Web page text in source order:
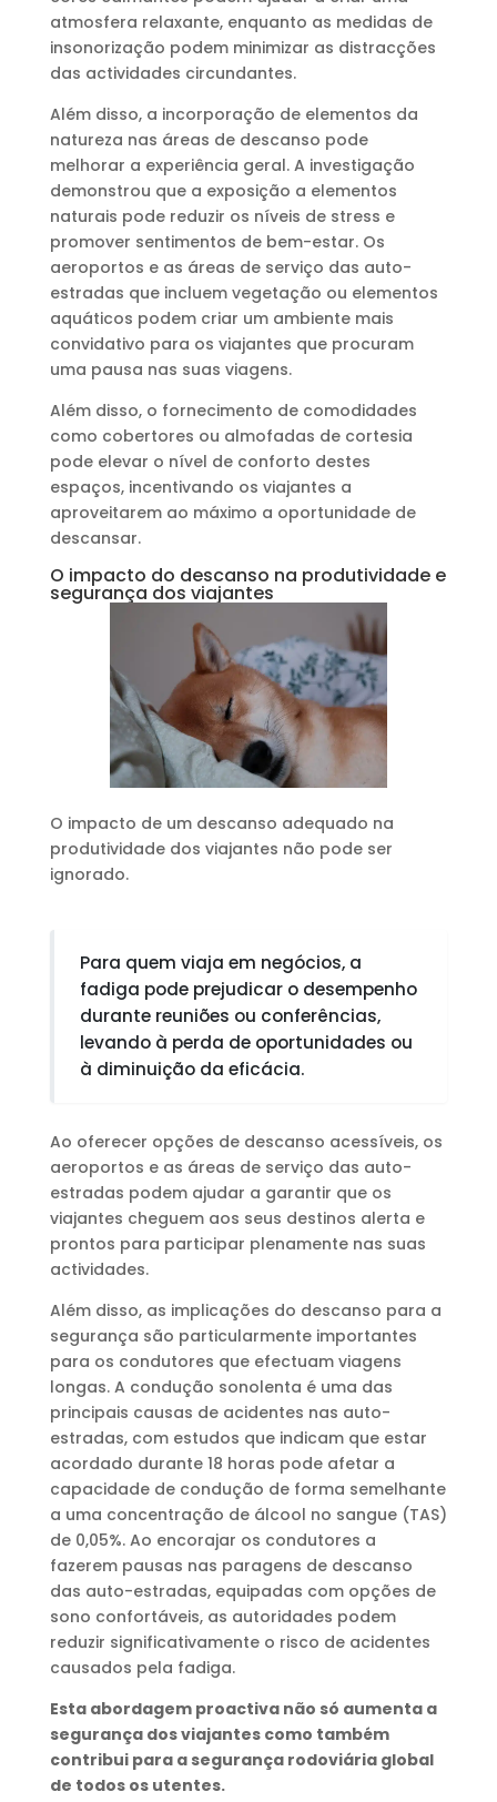
atmosfera relaxante, enquanto as medidas de
insonorização podem minimizar as distracções
das actividades circundantes.
Além disso, a incorporação de elementos da
natureza nas áreas de descanso pode
melhorar a experiência geral. A investigação
demonstrou que a exposição a elementos
naturais pode reduzir os níveis de stress e
promover sentimentos de bem-estar. Os
aeroportos e as áreas de serviço das auto-
estradas que incluem vegetação ou elementos
aquáticos podem criar um ambiente mais
convidativo para os viajantes que procuram
uma pausa nas suas viagens.
Além disso, o fornecimento de comodidades
como cobertores ou almofadas de cortesia
pode elevar o nível de conforto destes
espaços, incentivando os viajantes a
aproveitarem ao máximo a oportunidade de
descansar.
O impacto do descanso na produtividade e
segurança dos viajantes
O impacto de um descanso adequado na
produtividade dos viajantes não pode ser
ignorado.
Para quem viaja em negócios, a
fadiga pode prejudicar o desempenho
durante reuniões ou conferências,
levando à perda de oportunidades ou
à diminuição da eficácia.
Ao oferecer opções de descanso acessíveis, os
aeroportos e as áreas de serviço das auto-
estradas podem ajudar a garantir que os
viajantes cheguem aos seus destinos alerta e
prontos para participar plenamente nas suas
actividades.
Além disso, as implicações do descanso para a
segurança são particularmente importantes
para os condutores que efectuam viagens
longas. A condução sonolenta é uma das
principais causas de acidentes nas auto-
estradas, com estudos que indicam que estar
acordado durante 18 horas pode afetar a
capacidade de condução de forma semelhante
a uma concentração de álcool no sangue (TAS)
de 0,05%. Ao encorajar os condutores a
fazerem pausas nas paragens de descanso
das auto-estradas, equipadas com opções de
sono confortáveis, as autoridades podem
reduzir significativamente o risco de acidentes
causados pela fadiga.
Esta abordagem proactiva não só aumenta a
segurança dos viajantes como também
contribui para a segurança rodoviária global
de todos os utentes.